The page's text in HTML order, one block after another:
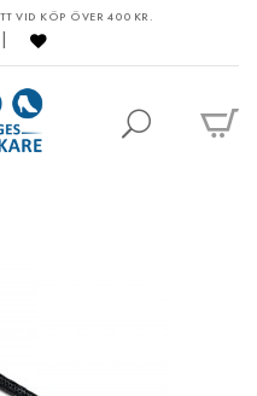
VID KÖP ÖVER 400 KR.